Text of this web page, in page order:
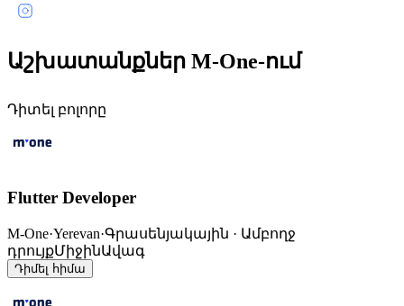
Աշխատանքներ M-One-ում
Դիտել բոլորը
Flutter Developer
M-One·Yerevan·Գրասենյակային · Ամբողջ
դրույքՄիջինԱվագ
Դիմել հիմա